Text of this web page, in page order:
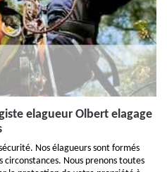
elagueur Olbert elagage
Nos élagueurs sont formés
Nous prenons toutes